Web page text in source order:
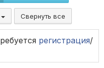
Свернуть все
регистрация/